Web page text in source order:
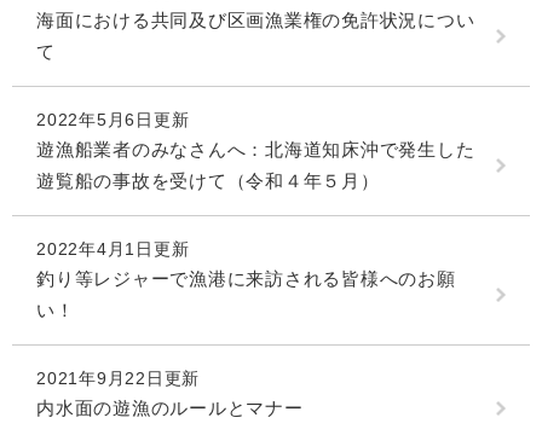
海面における共同及び区画漁業権の免許状況につい
て
2022年5月6日更新
遊漁船業者のみなさんへ：北海道知床沖で発生した
遊覧船の事故を受けて（令和４年５月）
2022年4月1日更新
釣り等レジャーで漁港に来訪される皆様へのお願
い！
2021年9月22日更新
内水面の遊漁のルールとマナー